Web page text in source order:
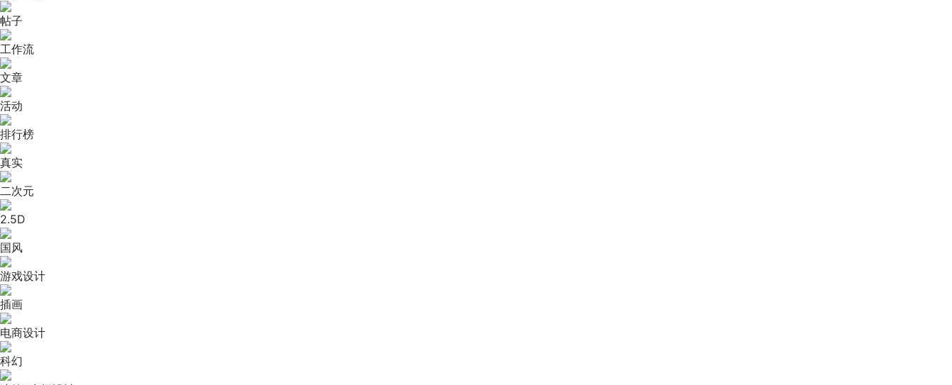
帖子
工作流
文章
活动
排行榜
真实
二次元
2.5D
国风
游戏设计
插画
电商设计
科幻